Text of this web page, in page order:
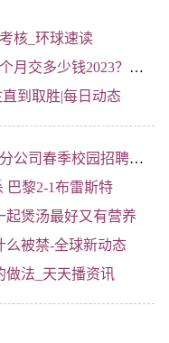
核_环球速读
社保公积金缴费基数2023是多少
到取胜|每日动态
司春季校园招聘公告
巴黎2-1布雷斯特
起煲汤最好又有营养
么被禁-全球新动态
做法_天天播资讯